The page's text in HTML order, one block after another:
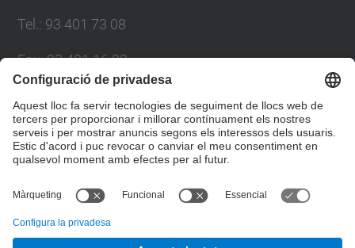
Tel. : 93 401 73 08
Fax:93 401 16 22
Directori UPC
Formulari de contacte